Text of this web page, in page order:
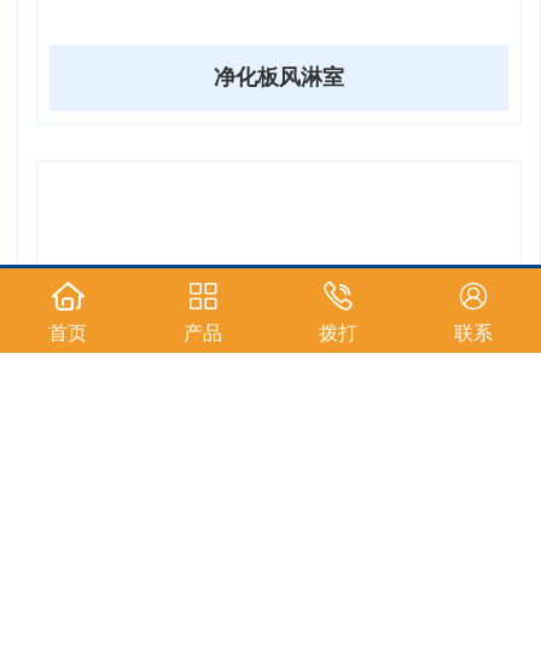
净化板风淋室
首页 产品 拨打 联系